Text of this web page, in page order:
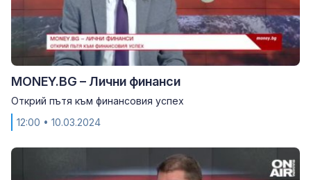
MONEY.BG – Лични финанси
Открий пътя към финансовия успех
12:00 • 10.03.2024